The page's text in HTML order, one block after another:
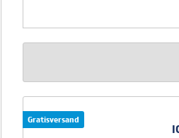
Gratisversand